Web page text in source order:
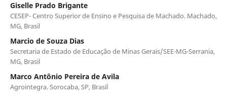
Giselle Prado Brigante
CESEP- Centro Superior de Ensino e Pesquisa de Machado. Machado,
MG, Brasil
Marcio de Souza Dias
Secretaria de Estado de Educação de Minas Gerais/SEE-MG-Serrania,
MG, Brasil
Marco Antônio Pereira de Avila
Agrointegra. Sorocaba, SP, Brasil